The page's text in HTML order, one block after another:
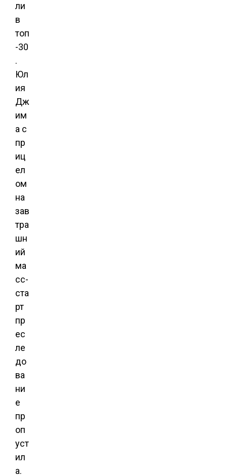
ли
в
топ
-30
.
Юл
ия
Дж
им
а с
пр
иц
ел
ом
на
зав
тра
шн
ий
ма
сс-
ста
рт
пр
ес
ле
до
ва
ни
е
пр
оп
уст
ил
а.